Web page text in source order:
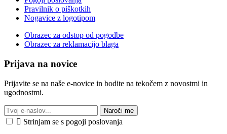
Pravilnik o piškotkih
Nogavice z logotipom
Obrazec za odstop od pogodbe
Obrazec za reklamacijo blaga
Prijava na novice
Prijavite se na naše e-novice in bodite na tekočem z novostmi in
ugodnostmi.
Naroči me
 Strinjam se s pogoji poslovanja